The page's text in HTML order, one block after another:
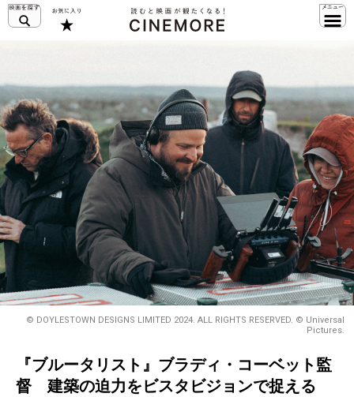
© DOYLESTOWN DESIGNS LIMITED 2024. ALL RIGHTS RESERVED. © Universal
Pictures.
『ブルータリスト』ブラディ・コーベット監
督 建築の迫力をビスタビジョンで捉える